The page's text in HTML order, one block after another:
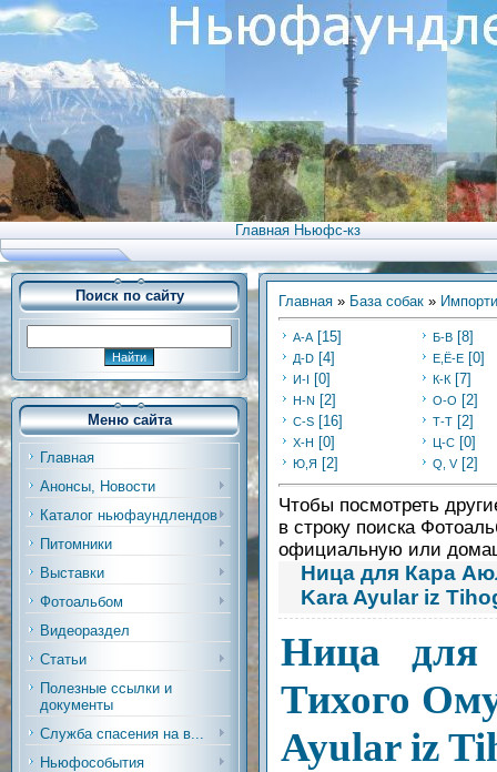
Главная Ньюфс-кз
Поиск по сайту
Меню сайта
Главная
Анонсы, Новости
Каталог ньюфаундлендов
Питомники
Выставки
Фотоальбом
Видеораздел
Статьи
Полезные ссылки и
документы
Служба спасения на в...
Ньюфособытия
Главная » База собак »
А-А [15] Б-В [8]
Д-D [4] Е,Ё-Е [0]
И-I [0] К-К [7]
Н-N [2] О-О [2]
С-S [16] Т-Т [2]
Х-H [0] Ц-C [0]
Ю,Я [2] Q, V [2]
Чтобы посмотреть
в строку поиска
официальную или
Ница для Кара
Kara Ayular iz
Ница
Тихого
Ayular iz